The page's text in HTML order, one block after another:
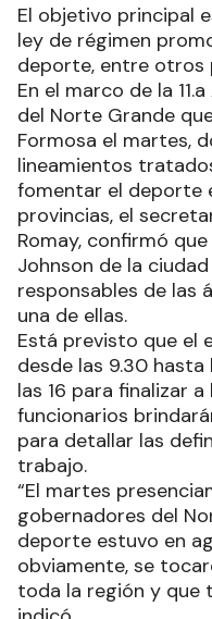
El objetivo principal
ley de régimen
deporte, entre otros
En el marco de la
del Norte Grande
Formosa el martes,
lineamientos
fomentar el deporte
provincias, el
Romay, confirmó
Johnson de la
responsables de las
una de ellas.
Está previsto que el
desde las 9.30 hasta
las 16 para finalizar a
funcionarios
para detallar las
trabajo.
“El martes
gobernadores del
deporte estuvo en
obviamente, se
toda la región y que